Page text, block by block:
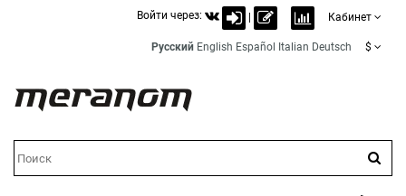
Войти через: Кабинет
Русский English Español Italian Deutsch $